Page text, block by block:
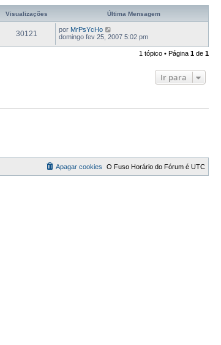
Visualizações Última Mensagem
30121 por MrPsYcHo
domingo fev 25, 2007 5:02 pm
1 tópico • Página 1 de 1
Ir para
O Fuso Horário do Fórum é UTC
Apagar cookies